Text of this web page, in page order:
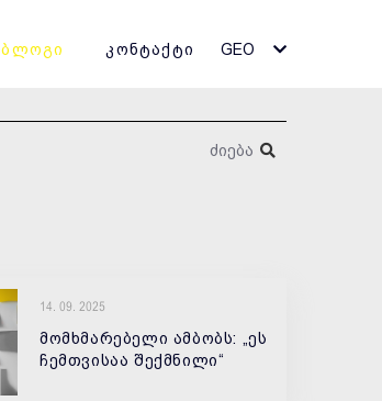
ბლოგი კონტაქტი GEO
14. 09. 2025
მომხმარებელი ამბობს: „ეს
ჩემთვისაა შექმნილი“